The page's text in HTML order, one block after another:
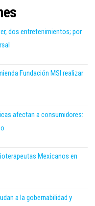
dos entretenimientos; por
Fundación MSI realizar
afectan a consumidores:
Mexicanos en
a la gobernabilidad y